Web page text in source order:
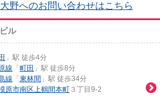
野へのお問い合わせはこちら
ル
」駅 徒歩4分
線 「 町田 」駅 徒歩8分
線 「 東林間 」駅 徒歩34分
原市南区上鶴間本町 ３丁目9-2